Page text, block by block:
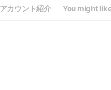
アカウント紹介 You might